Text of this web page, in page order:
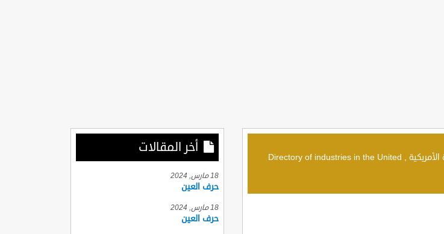
دليل الصناعات في الولايات المتحدة الأمريكية , شركات صناعية في الولايات المتحدة الأمريكية , Directory of industries in the United
أخر المقالات
18 مارس, 2024
حرف العين
18 مارس, 2024
حرف العين